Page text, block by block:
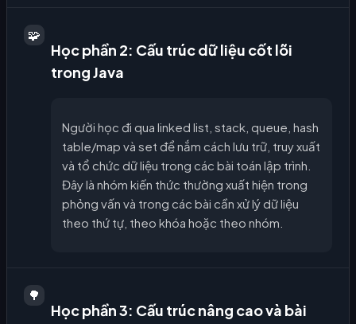
🧩
Học phần 2: Cấu trúc dữ liệu cốt lõi
trong Java
Người học đi qua linked list, stack, queue, hash
table/map và set để nắm cách lưu trữ, truy xuất
và tổ chức dữ liệu trong các bài toán lập trình.
Đây là nhóm kiến thức thường xuất hiện trong
phỏng vấn và trong các bài cần xử lý dữ liệu
theo thứ tự, theo khóa hoặc theo nhóm.
🌳
Học phần 3: Cấu trúc nâng cao và bài